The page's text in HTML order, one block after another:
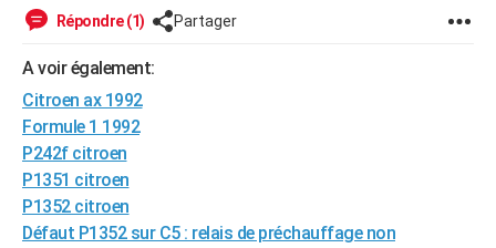
Carte de Noël
Carte Bonne année
Carte Saint-Valentin
Carte Pâques
Carte d'anniversaire
Dictionnaire
Biographies
Citations
Expressions
Proverbes
PROGRAMME TV
COPAINS D'AVANT
S'inscrire
Se connecter
Lycées
Collèges
Primaires
Universités
Entreprises
Service militaire
Avis de recherche
Répondre (1) Partager
A voir également:
Citroen ax 1992
Formule 1 1992
P242f citroen
P1351 citroen
P1352 citroen
Défaut P1352 sur C5 : relais de préchauffage non